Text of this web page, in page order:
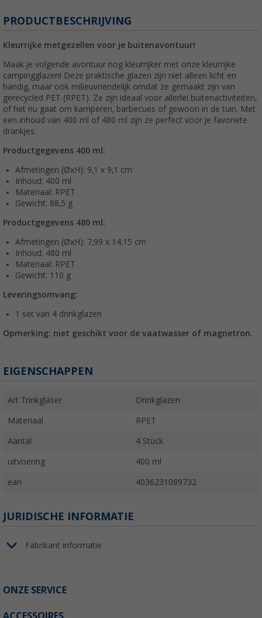
PRODUCTBESCHRIJVING
Kleurrijke metgezellen voor je buitenavontuur!
Maak je volgende avontuur nog kleurrijker met onze kleurrijke
campingglazen! Deze praktische glazen zijn niet alleen licht en
handig, maar ook milieuvriendelijk omdat ze gemaakt zijn van
gerecycled PET (RPET). Ze zijn ideaal voor allerlei buitenactiviteiten,
of het nu gaat om kamperen, barbecues of gewoon in de tuin. Met
een inhoud van 400 ml of 480 ml zijn ze perfect voor je favoriete
drankjes.
Productgegevens 400 ml:
Afmetingen (ØxH): 9,1 x 9,1 cm
Inhoud: 400 ml
Materiaal: RPET
Gewicht: 88,5 g
Productgegevens 480 ml:
Afmetingen (ØxH): 7,99 x 14,15 cm
Inhoud: 480 ml
Materiaal: RPET
Gewicht: 110 g
Leveringsomvang:
1 set van 4 drinkglazen
Opmerking: niet geschikt voor de vaatwasser of magnetron.
EIGENSCHAPPEN
Art Trinkgläser Drinkglazen
Materiaal RPET
Aantal 4 Stück
uitvoering 400 ml
ean 4036231089732
JURIDISCHE INFORMATIE
Fabrikant informatie
ONZE SERVICE